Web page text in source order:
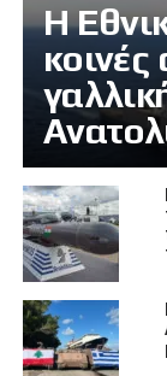
Η
κοινές